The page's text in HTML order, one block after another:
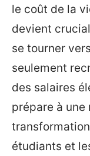
le coût de la
devient
se tourner
seulement
des salaires
prépare à une
étudiants et